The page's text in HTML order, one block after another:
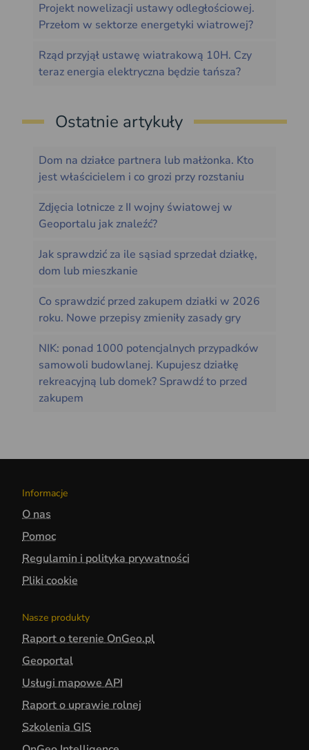
Projekt nowelizacji ustawy odległościowej.
Przełom w sektorze energetyki wiatrowej?
Rząd przyjął ustawę wiatrakową 10H. Czy
teraz energia elektryczna będzie tańsza?
Ostatnie artykuły
Dom na działce partnera lub małżonka. Kto
jest właścicielem i co grozi przy rozstaniu
Zdjęcia lotnicze z II wojny światowej w
Geoportalu jak znaleźć?
Jak sprawdzić za ile sąsiad sprzedał działkę,
dom lub mieszkanie
Co sprawdzić przed zakupem działki w 2026
roku. Nowe przepisy zmieniły zasady gry
NIK: ponad 1000 potencjalnych przypadków
samowoli budowlanej. Kupujesz działkę
rekreacyjną lub domek? Sprawdź to przed
zakupem
Informacje
O nas
Pomoc
Regulamin i polityka prywatności
Pliki cookie
Nasze produkty
Raport o terenie OnGeo.pl
Geoportal
Usługi mapowe API
Raport o uprawie rolnej
Szkolenia GIS